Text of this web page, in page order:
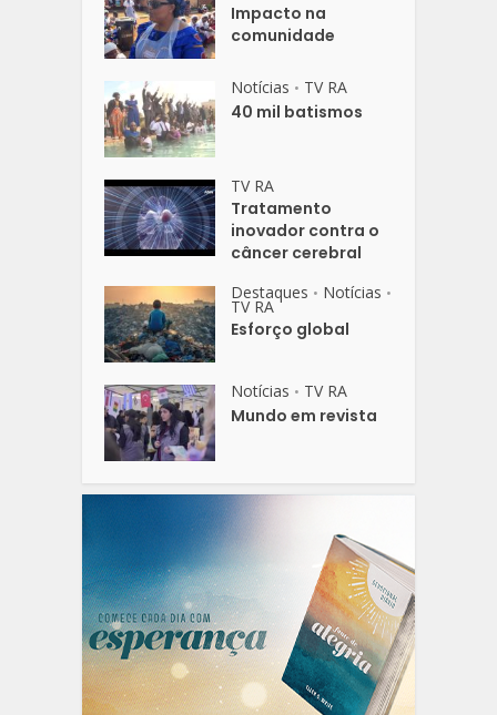
Impacto na
comunidade
Notícias • TV RA
40 mil batismos
TV RA
Tratamento
inovador contra o
câncer cerebral
Destaques • Notícias •
TV RA
Esforço global
Notícias • TV RA
Mundo em revista